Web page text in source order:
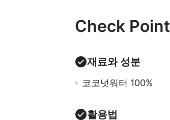
Check Point
재료와 성분
코코넛워터 100%
활용법